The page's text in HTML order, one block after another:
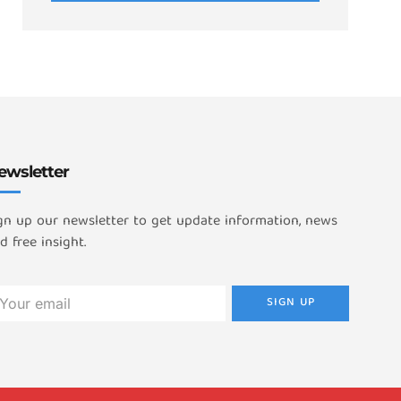
up our newsletter to get update information, news
free insight.
SIGN UP